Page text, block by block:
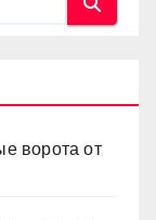
ворота от